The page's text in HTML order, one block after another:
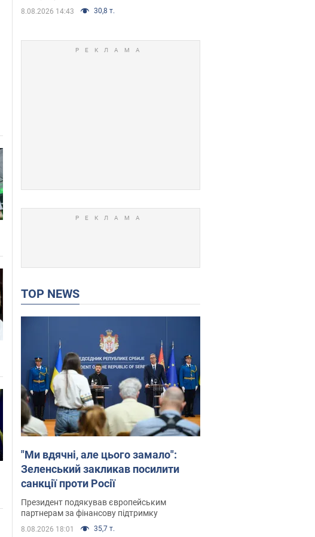
8.08.2026 14:43 30,8 т.
TOP NEWS
"Ми вдячні, але цього замало":
Зеленський закликав посилити
санкції проти Росії
Президент подякував європейським
партнерам за фінансову підтримку
8.08.2026 18:01 35,7 т.